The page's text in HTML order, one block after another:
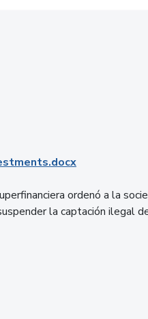
ordenó a la
la captación ilegal